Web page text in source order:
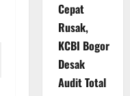
Cepat
Rusak,
KCBI Bogor
Desak
Audit Total